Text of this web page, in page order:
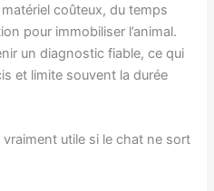
coûteux, du temps
pour immobiliser l’animal.
un diagnostic fiable, ce qui
et limite souvent la durée
utile si le chat ne sort